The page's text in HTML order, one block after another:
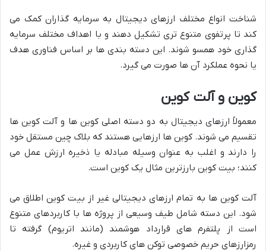
شناخت انواع مختلف ارزهای دیجیتال به سرمایه گذاران کمک می
کند تا پرتفوی متنوع تری تشکیل دهند و با اهداف مختلف سرمایه
گذاری خود همسو شوند. این دسته بندی ها بر اساس فناوری هدف
یا نحوه عملکرد آن ها صورت می گیرد.
کوین و آلت کوین
معمولاً ارزهای دیجیتال به دو دسته اصلی کوین ها و آلت کوین ها
تقسیم می شوند. کوین ها ارزهایی هستند که بلاک چین مستقل خود
را دارند و اغلب به عنوان وسیله مبادله یا ذخیره ارزش عمل می
کنند؛ بیت کوین بارزترین مثال یک کوین است.
آلت کوین ها به تمام ارزهای دیجیتالی غیر از بیت کوین اطلاق می
شود. این دسته شامل طیف وسیعی از پروژه ها با کاربردهای متنوع
است از پلتفرم های قرارداد هوشمند (مانند اتریوم) گرفته تا
رمزارزهای حریم خصوصی توکن های کاربردی و غیره.